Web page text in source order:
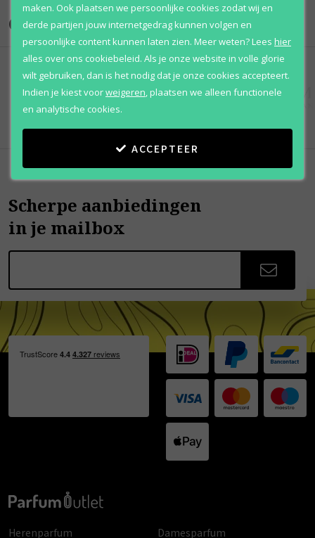
Onze merken
Scherpe aanbiedingen
in je mailbox
Herenparfum Damesparfum
maken. Ook plaatsen we persoonlijke cookies zodat wij en
derde partijen jouw internetgedrag kunnen volgen en
persoonlijke content kunnen laten zien. Meer weten?Lees hier
alles over ons cookiebeleid. Als je onze website in volle glorie
wilt gebruiken, dan is het nodig dat je onze cookies accepteert.
Indien je kiest voorweigeren plaatsen we alleen functionele
en analytische cookies.
ACCEPTEER